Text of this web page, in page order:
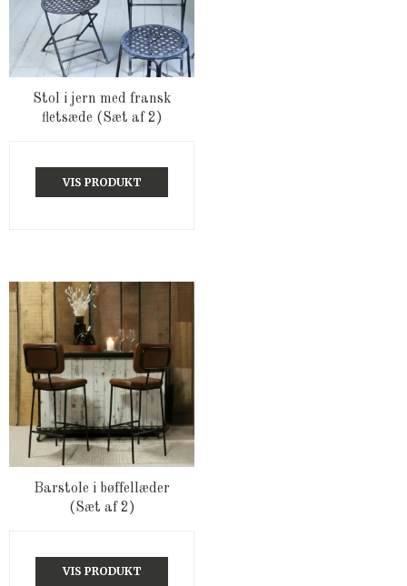
Stol i jern med fransk
fletsæde (Sæt af 2)
VIS PRODUKT
Barstole i bøffellæder
(Sæt af 2)
VIS PRODUKT